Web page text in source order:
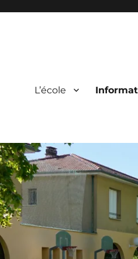
L’école